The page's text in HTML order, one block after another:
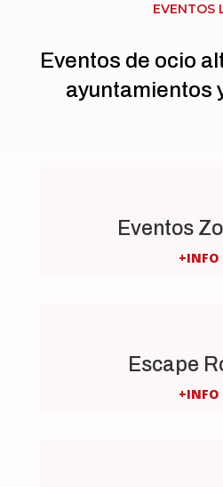
EVENTOS
Eventos de ocio
ayuntamientos
Eventos
+INFO
Escape
+INFO